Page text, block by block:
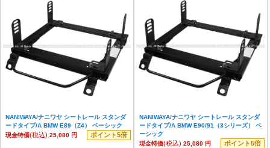
NANIWAYA/ナニワヤ シートレール スタンダ
ードタイプ/A BMW E89（Z4） ベーシック
現金特価(税込) 25,080 円 ポイント5倍
NANIWAYA/ナニワヤ シートレール スタンダ
ードタイプ/A BMW E90/91（3シリーズ） ベ
ーシック
現金特価(税込) 25,080 円 ポイント5倍